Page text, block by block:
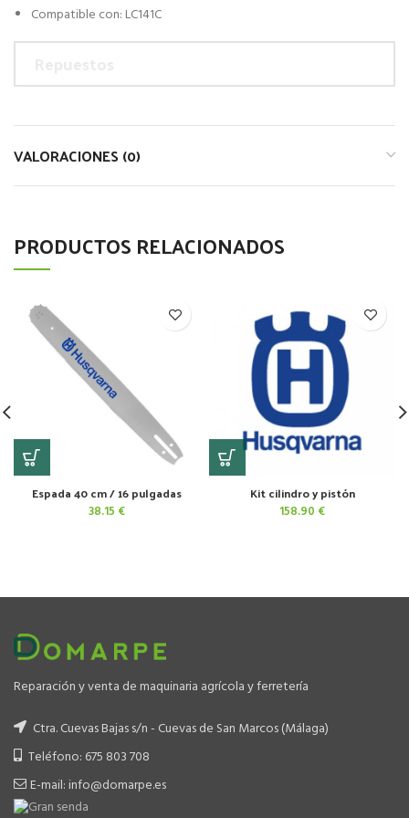
Compatible con: LC141C
VALORACIONES (0)
PRODUCTOS RELACIONADOS
Espada 40 cm / 16 pulgadas
38.15 €
Kit cilindro y pistón
158.90 €
Reparación y venta de maquinaria agrícola y ferretería
Ctra. Cuevas Bajas s/n - Cuevas de San Marcos (Málaga)
Teléfono: 675 803 708
E-mail: info@domarpe.es